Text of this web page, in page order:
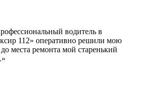
водитель в
112» оперативно решили мою
места ремонта мой старенький